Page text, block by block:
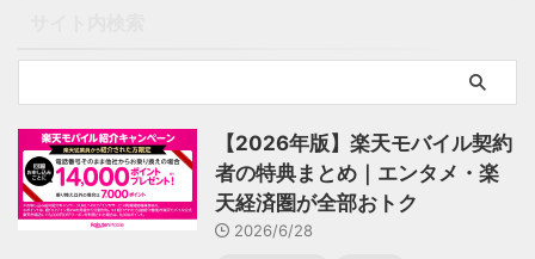
【2026年版】楽天モバイル契約
者の特典まとめ｜エンタメ・楽
天経済圏が全部おトク
2026/6/28